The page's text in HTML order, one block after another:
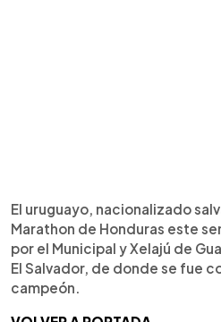
El uruguayo, nacionalizado
Marathon de Honduras este
por el Municipal y Xelajú de
El Salvador, de donde se fue
campeón.